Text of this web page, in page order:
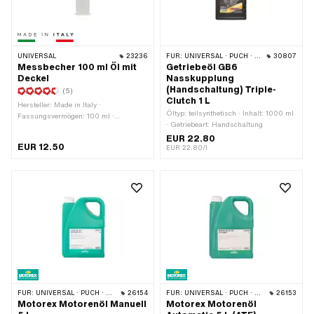
UNIVERSAL 23236
Messbecher 100 ml Öl mit
Deckel
(5)
Hersteller: Made in Italy ·
Fassungsvermögen: 100 ml ·
Werkstattzubehör
EUR 12.50
FÜR: UNIVERSAL · PUCH · SACHS · ZÜNDAPP BELMONDO · CILO · DKW · ZÜNDAPP 30807
Getriebeöl GB6
Nasskupplung
(Handschaltung) Triple-
Clutch 1 L
Öltyp: teilsynthetisch · Inhalt: 1000 ml
· Getriebeart: Handschaltung
EUR 22.80
EUR 22.80/l
FÜR: UNIVERSAL · PUCH · SACHS · ZÜNDAPP BELMONDO · CILO · DKW · HERCULES · KREIDLER · ZÜNDAPP 26154
Motorex Motorenöl Manuell
FÜR: UNIVERSAL · PUCH · SACHS · PIAGGIO · TOMOS · BYE BIKE 26153
Motorex Motorenöl